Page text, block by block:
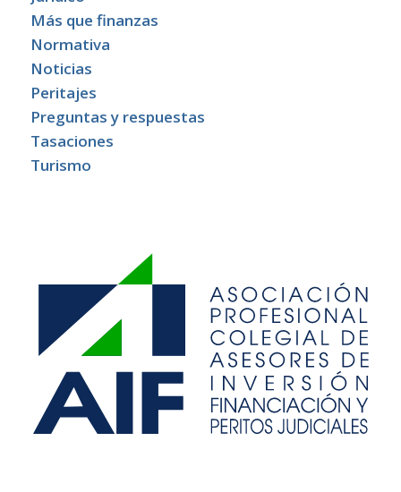
Más que finanzas
Normativa
Noticias
Peritajes
Preguntas y respuestas
Tasaciones
Turismo